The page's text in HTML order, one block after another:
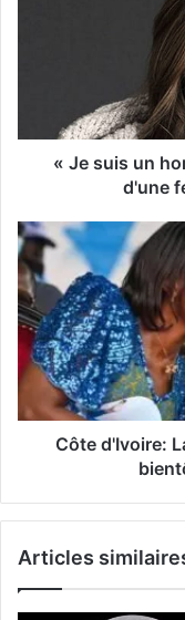
« Je suis un
d'une
Côte d'Ivoire:
Articles